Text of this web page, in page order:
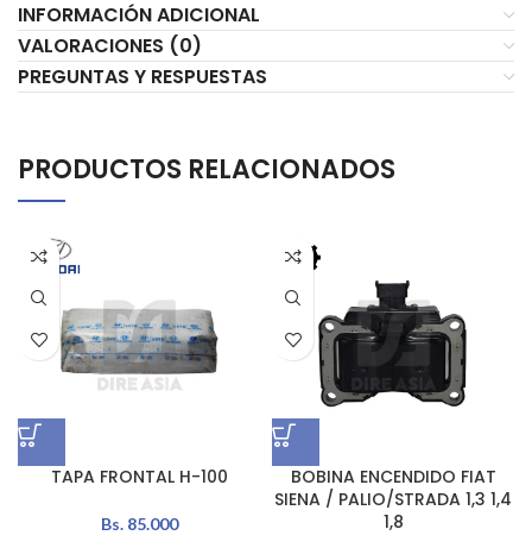
INFORMACIÓN ADICIONAL
VALORACIONES (0)
PREGUNTAS Y RESPUESTAS
PRODUCTOS RELACIONADOS
TAPA FRONTAL H-100
Bs.85.000
BOBINA ENCENDIDO FIAT
SIENA / PALIO/STRADA 1,3 1,4
1,8